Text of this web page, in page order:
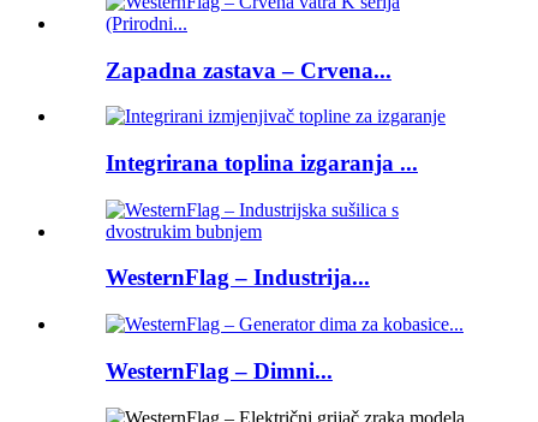
Zapadna zastava – Crvena...
Integrirana toplina izgaranja ...
WesternFlag – Industrija...
WesternFlag – Dimni...